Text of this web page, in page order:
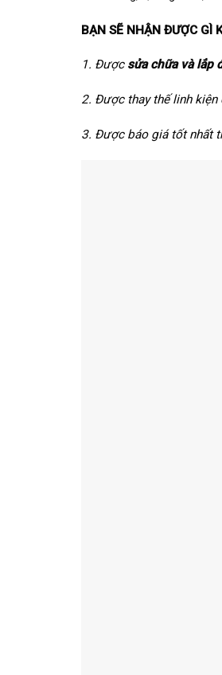
BẠN SẼ NHẬN ĐƯỢC GÌ
1. Được sửa chữa và lắp
2. Được thay thế linh kiện
3. Được báo giá tốt nhất